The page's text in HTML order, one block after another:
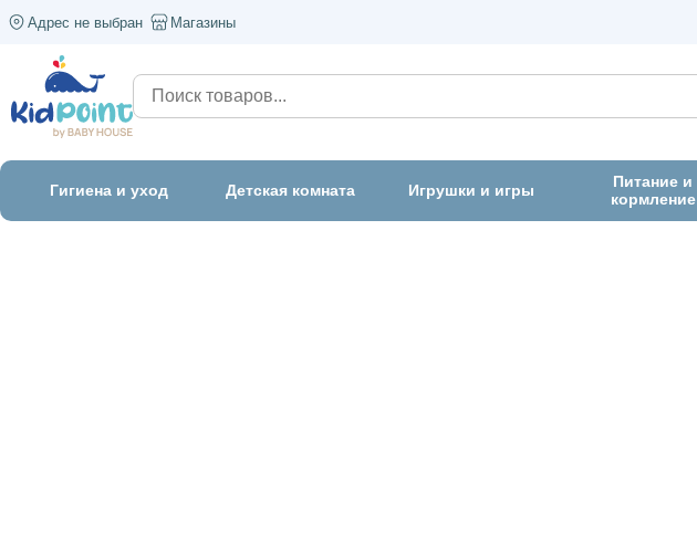
Адрес не выбран Магазины
Гигиена и уход Детская комната Игрушки и игры
Питание и
кормление